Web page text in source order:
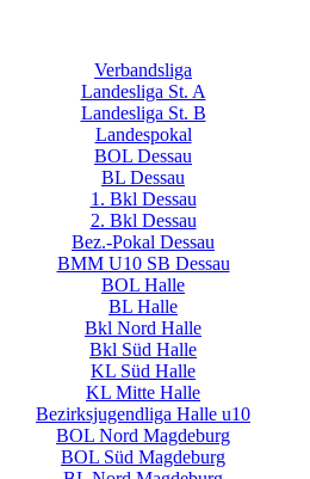
Verbandsliga
Landesliga St. A
Landesliga St. B
Landespokal
BOL Dessau
BL Dessau
1. Bkl Dessau
2. Bkl Dessau
Bez.-Pokal Dessau
BMM U10 SB Dessau
BOL Halle
BL Halle
Bkl Nord Halle
Bkl Süd Halle
KL Süd Halle
KL Mitte Halle
Bezirksjugendliga Halle u10
BOL Nord Magdeburg
BOL Süd Magdeburg